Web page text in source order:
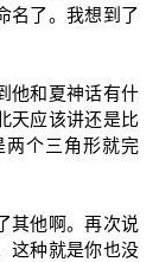
名了。我想到了
他和夏神话有什
天应该讲还是比
两个三角形就完
其他啊。再次说
这种就是你也没